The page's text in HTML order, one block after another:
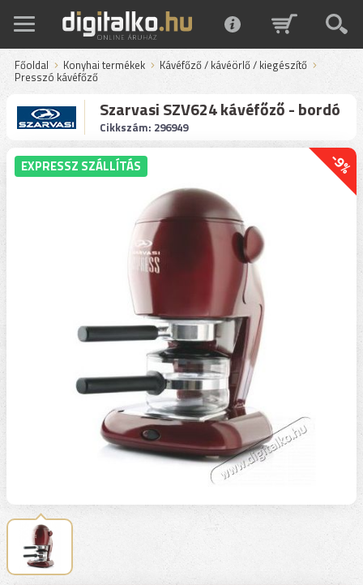
Főoldal Konyhai termékek Kávéfőző / kávéörlő / kiegészítő
Presszó kávéfőző
Szarvasi SZV624 kávéfőző - bordó
Cikkszám: 296949
-9%
EXPRESSZ SZÁLLÍTÁS